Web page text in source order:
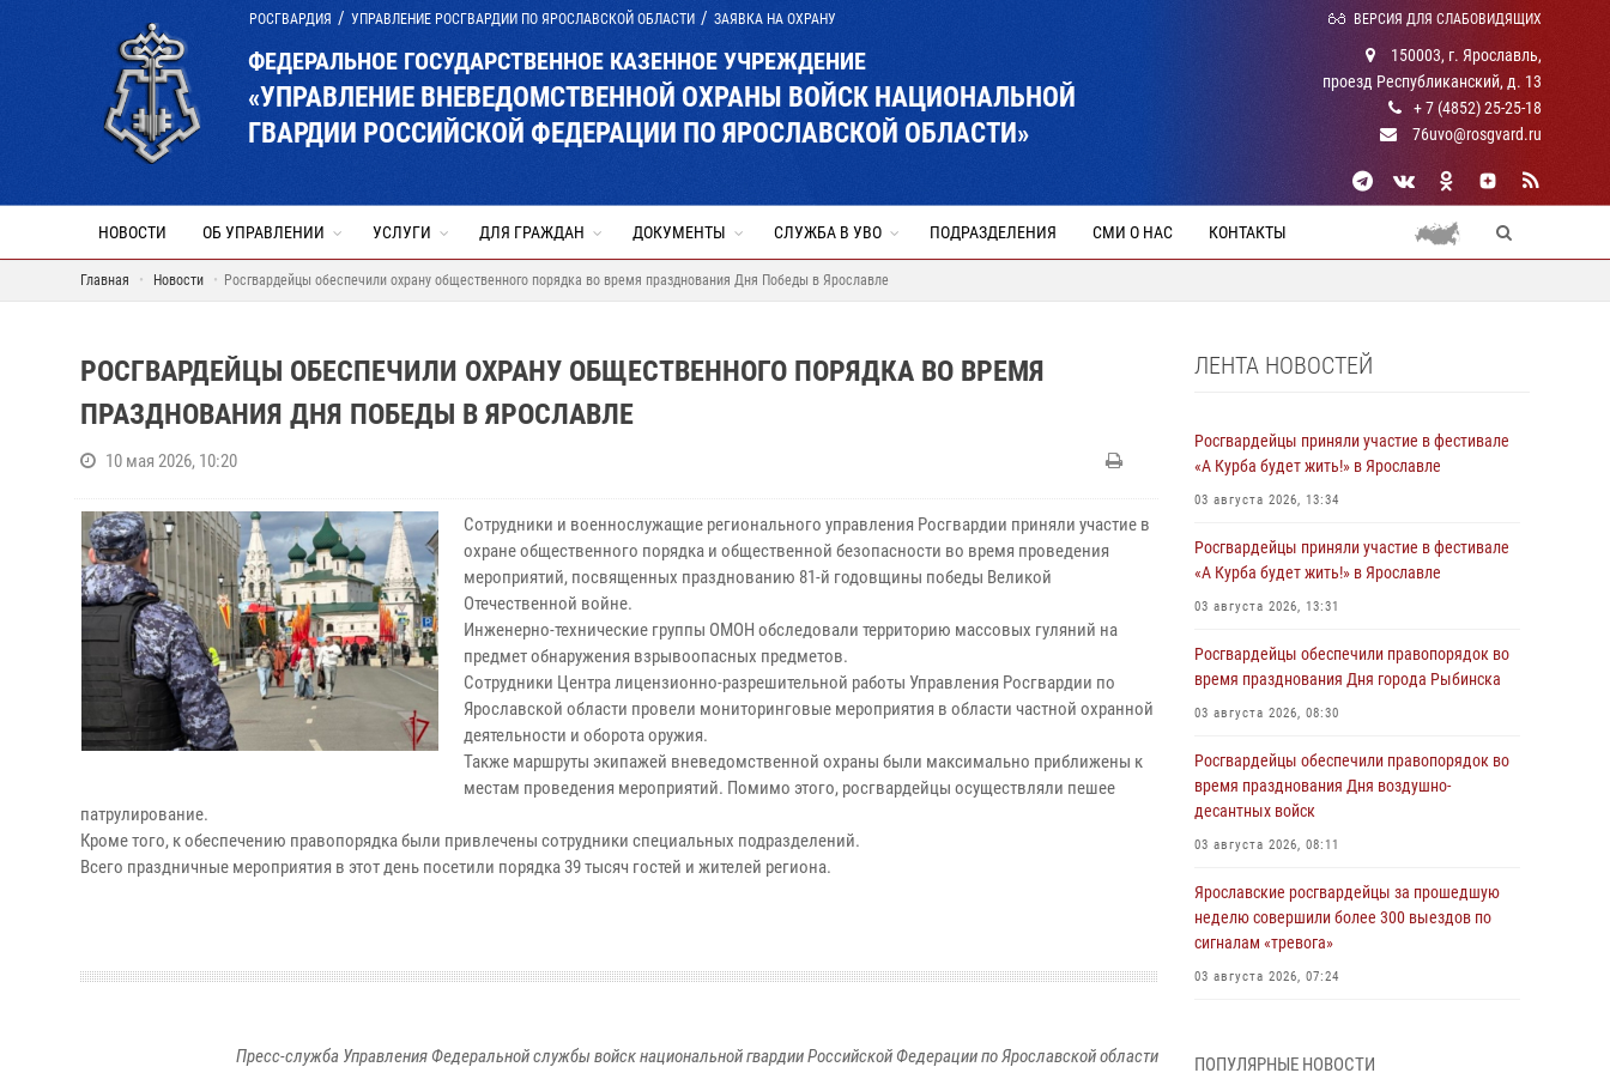
РОСГВАРДИЯ УПРАВЛЕНИЕ РОСГВАРДИИ ПО ЯРОСЛАВСКОЙ ОБЛАСТИ ЗАЯВКА НА ОХРАНУ ВЕРСИЯ ДЛЯ СЛАБОВИДЯЩИХ
ФЕДЕРАЛЬНОЕ ГОСУДАРСТВЕННОЕ КАЗЕННОЕ УЧРЕЖДЕНИЕ
«УПРАВЛЕНИЕ ВНЕВЕДОМСТВЕННОЙ ОХРАНЫ ВОЙСК НАЦИОНАЛЬНОЙ
ГВАРДИИ РОССИЙСКОЙ ФЕДЕРАЦИИ ПО ЯРОСЛАВСКОЙ ОБЛАСТИ»
150003, г. Ярославль,
проезд Республиканский, д. 13
+ 7 (4852) 25-25-18
76uvo@rosgvard.ru
НОВОСТИ ОБ УПРАВЛЕНИИ УСЛУГИ ДЛЯ ГРАЖДАН ДОКУМЕНТЫ СЛУЖБА В УВО ПОДРАЗДЕЛЕНИЯ СМИ О НАС КОНТАКТЫ
Главная Новости Росгвардейцы обеспечили охрану общественного порядка во время празднования Дня Победы в Ярославле
РОСГВАРДЕЙЦЫ ОБЕСПЕЧИЛИ ОХРАНУ ОБЩЕСТВЕННОГО ПОРЯДКА ВО ВРЕМЯ
ПРАЗДНОВАНИЯ ДНЯ ПОБЕДЫ В ЯРОСЛАВЛЕ
10 мая 2026, 10:20
Сотрудники и военнослужащие регионального управления Росгвардии приняли участие в
охране общественного порядка и общественной безопасности во время проведения
мероприятий, посвященных празднованию 81-й годовщины победы Великой
Отечественной войне.
Инженерно-технические группы ОМОН обследовали территорию массовых гуляний на
предмет обнаружения взрывоопасных предметов.
Сотрудники Центра лицензионно-разрешительной работы Управления Росгвардии по
Ярославской области провели мониторинговые мероприятия в области частной охранной
деятельности и оборота оружия.
Также маршруты экипажей вневедомственной охраны были максимально приближены к
местам проведения мероприятий. Помимо этого, росгвардейцы осуществляли пешее
патрулирование.
Кроме того, к обеспечению правопорядка были привлечены сотрудники специальных подразделений.
Всего праздничные мероприятия в этот день посетили порядка 39 тысяч гостей и жителей региона.
Пресс-служба Управления Федеральной службы войск национальной гвардии Российской Федерации по Ярославской области
ЛЕНТА НОВОСТЕЙ
Росгвардейцы приняли участие в фестивале
«А Курба будет жить!» в Ярославле
03 августа 2026, 13:34
Росгвардейцы приняли участие в фестивале
«А Курба будет жить!» в Ярославле
03 августа 2026, 13:31
Росгвардейцы обеспечили правопорядок во
время празднования Дня города Рыбинска
03 августа 2026, 08:30
Росгвардейцы обеспечили правопорядок во
время празднования Дня воздушно-
десантных войск
03 августа 2026, 08:11
Ярославские росгвардейцы за прошедшую
неделю совершили более 300 выездов по
сигналам «тревога»
03 августа 2026, 07:24
ПОПУЛЯРНЫЕ НОВОСТИ